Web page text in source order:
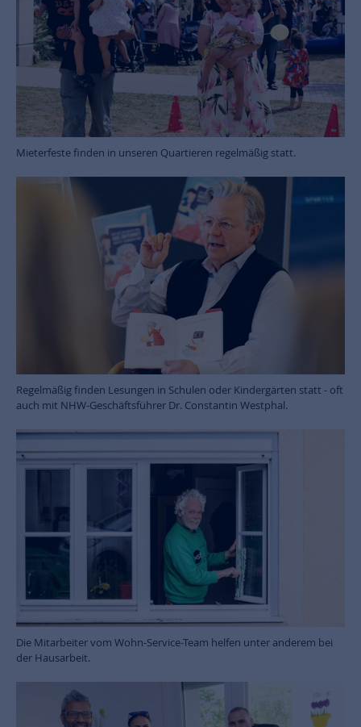
Mieterfeste finden in unseren Quartieren regelmäßig statt.
Regelmäßig finden Lesungen in Schulen oder Kindergärten statt - oft
auch mit NHW-Geschäftsführer Dr. Constantin Westphal.
Die Mitarbeiter vom Wohn-Service-Team helfen unter anderem bei
der Hausarbeit.